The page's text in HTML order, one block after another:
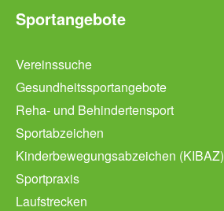
Sportangebote
Vereinssuche
Gesundheitssportangebote
Reha- und Behindertensport
Sportabzeichen
Kinderbewegungsabzeichen (KIBAZ)
Sportpraxis
Laufstrecken